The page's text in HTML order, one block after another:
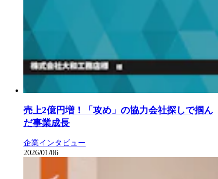
売上2億円増！「攻め」の協力会社探しで掴ん
だ事業成長
企業インタビュー
2026/01/06